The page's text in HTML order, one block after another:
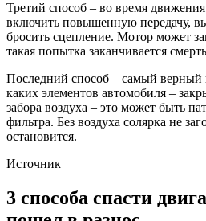
Третий способ – во время
включить повышенную передачу,
бросить сцепление. Мотор может
такая попытка заканчивается
Последний способ – самый верный
каких элементов автомобиля –
забора воздуха – это может быть
фильтра. Без воздуха солярка не
остановится.
Источник
3 способа спасти